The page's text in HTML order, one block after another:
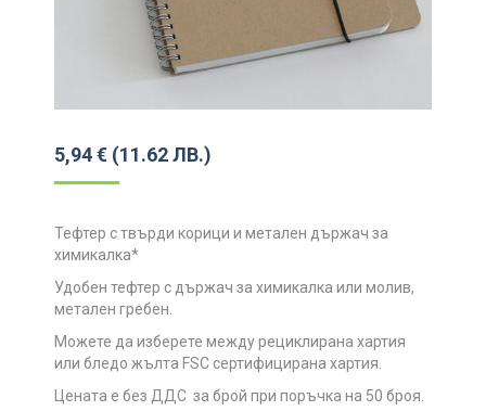
5,94€ (11.62 ЛВ.)
Тефтер с твърди корици и метален държач за
химикалка*
Удобен тефтер с държач за химикалка или молив,
метален гребен.
Можете да изберете между рециклирана хартия
или бледо жълта FSC сертифицирана хартия.
Цената е без ДДС за брой при поръчка на 50 броя.